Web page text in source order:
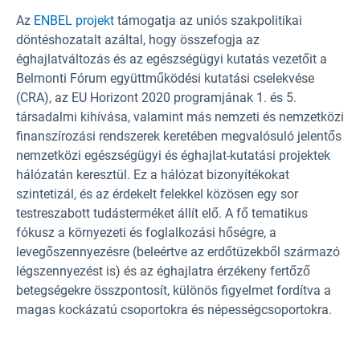
Az ENBEL projekt támogatja az uniós szakpolitikai
döntéshozatalt azáltal, hogy összefogja az
éghajlatváltozás és az egészségügyi kutatás vezetőit a
Belmonti Fórum együttműködési kutatási cselekvése
(CRA), az EU Horizont 2020 programjának 1. és 5.
társadalmi kihívása, valamint más nemzeti és nemzetközi
finanszírozási rendszerek keretében megvalósuló jelentős
nemzetközi egészségügyi és éghajlat-kutatási projektek
hálózatán keresztül. Ez a hálózat bizonyítékokat
szintetizál, és az érdekelt felekkel közösen egy sor
testreszabott tudásterméket állít elő. A fő tematikus
fókusz a környezeti és foglalkozási hőségre, a
levegőszennyezésre (beleértve az erdőtüzekből származó
légszennyezést is) és az éghajlatra érzékeny fertőző
betegségekre összpontosít, különös figyelmet fordítva a
magas kockázatú csoportokra és népességcsoportokra.